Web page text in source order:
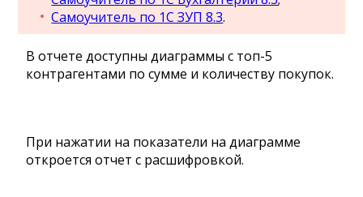
Самоучитель по 1С ЗУП 8.3.
В отчете доступны диаграммы с топ-5
контрагентами по сумме и количеству покупок.
При нажатии на показатели на диаграмме
откроется отчет с расшифровкой.